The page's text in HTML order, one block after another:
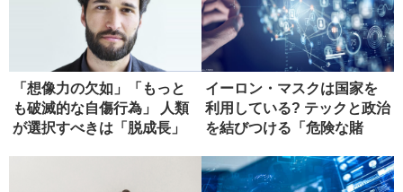
「想像力の欠如」「もっと
も破滅的な自傷行為」 人類
が選択すべきは「脱成長」
イーロン・マスクは国家を
利用している? テックと政治
を結びつける「危険な賭